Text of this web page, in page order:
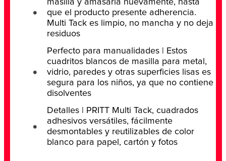
masilla y amasarla nuevamente, hasta
que el producto presente adherencia.
Multi Tack es limpio, no mancha y no deja
residuos
Perfecto para manualidades | Estos
cuadritos blancos de masilla para metal,
vidrio, paredes y otras superficies lisas es
segura para los niños, ya que no contiene
disolventes
Detalles | PRITT Multi Tack, cuadrados
adhesivos versátiles, fácilmente
desmontables y reutilizables de color
blanco para papel, cartón y fotos